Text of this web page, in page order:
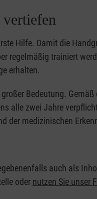
Hilfe. Damit die
regelmäßig trainiert
erhalten.
Bedeutung. Gemäß
alle zwei Jahre
der medizinischen
auch als
oder nutzen Sie unser